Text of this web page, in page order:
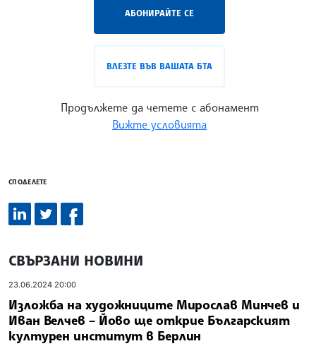
АБОНИРАЙТЕ СЕ
ВЛЕЗТЕ ВЪВ ВАШАТА БТА
Продължете да четете с абонамент
Вижте условията
СПОДЕЛЕТЕ
СВЪРЗАНИ НОВИНИ
23.06.2024 20:00
Изложба на художниците Мирослав Минчев и
Иван Велчев – Йово ще открие Българският
културен институт в Берлин